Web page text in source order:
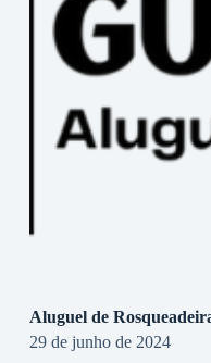
Aluguel de
29 de junho de 2024